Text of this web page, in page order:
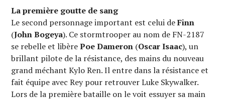
La première goutte de sang
Le second personnage important est celui deFinn
(John Bogeya). Ce stormtrooper au nom de FN-2187
se rebelle et libèrePoe Dameron (Oscar Isaac), un
brillant pilote de la résistance, des mains du nouveau
grand méchant Kylo Ren. Il entre dans la résistance et
fait équipe avec Rey pour retrouver Luke Skywalker.
Lors de la première bataille on le voit essuyer sa main